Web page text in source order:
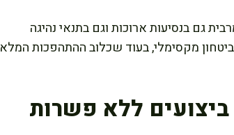
גם בנסיעות ארוכות וגם בתנאי נהיגה
4 נקודות עיגון מקנות ביטחון מקסימלי, בעוד שכלוב ההתהפכות המלא